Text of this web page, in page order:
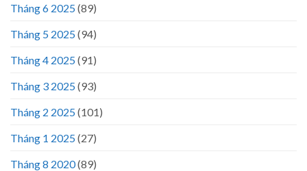
Tháng 6 2025(89)
Tháng 5 2025(94)
Tháng 4 2025(91)
Tháng 3 2025(93)
Tháng 2 2025(101)
Tháng 1 2025(27)
Tháng 8 2020(89)